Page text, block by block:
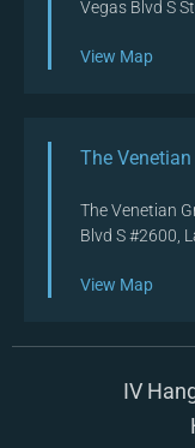
Vegas Blvd S
View Map
The Venetian
The Venetian
Blvd S #2600,
View Map
IV